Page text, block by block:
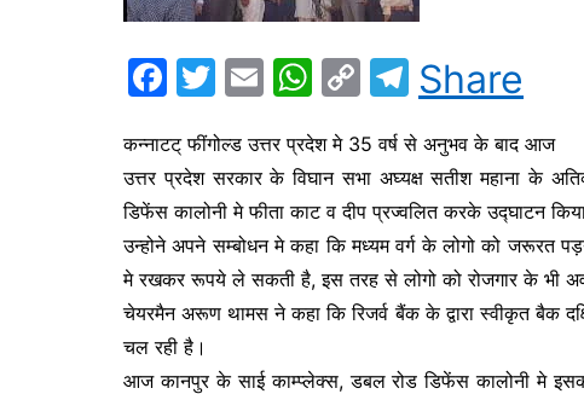
F
c
e
b
o
o
k
T
itt
er
E
ai
l
W
at
s
A
p
p
C
p
y
Li
n
k
T
el
e
gr
a
m
Share
कन्नाटट् फींगोल्ड उत्तर प्रदेश मे 35 वर्ष से अनुभव के बाद आज
उत्तर प्रदेश सरकार के विघान सभा अघ्यक्ष सतीश महाना के
डिफेंस कालोनी मे फीता काट व दीप प्रज्वलित करके उद्घाटन
उन्होने अपने सम्बोधन मे कहा कि मध्यम वर्ग के लोगो को जरूरत
मे रखकर रूपये ले सकती है, इस तरह से लोगो को रोजगार के भी
चेयरमैन अरूण थामस ने कहा कि रिजर्व बैंक के द्वारा स्वीकृत बैक
चल रही है।
आज कानपुर के साई काम्प्लेक्स, डबल रोड डिफेंस कालोनी मे